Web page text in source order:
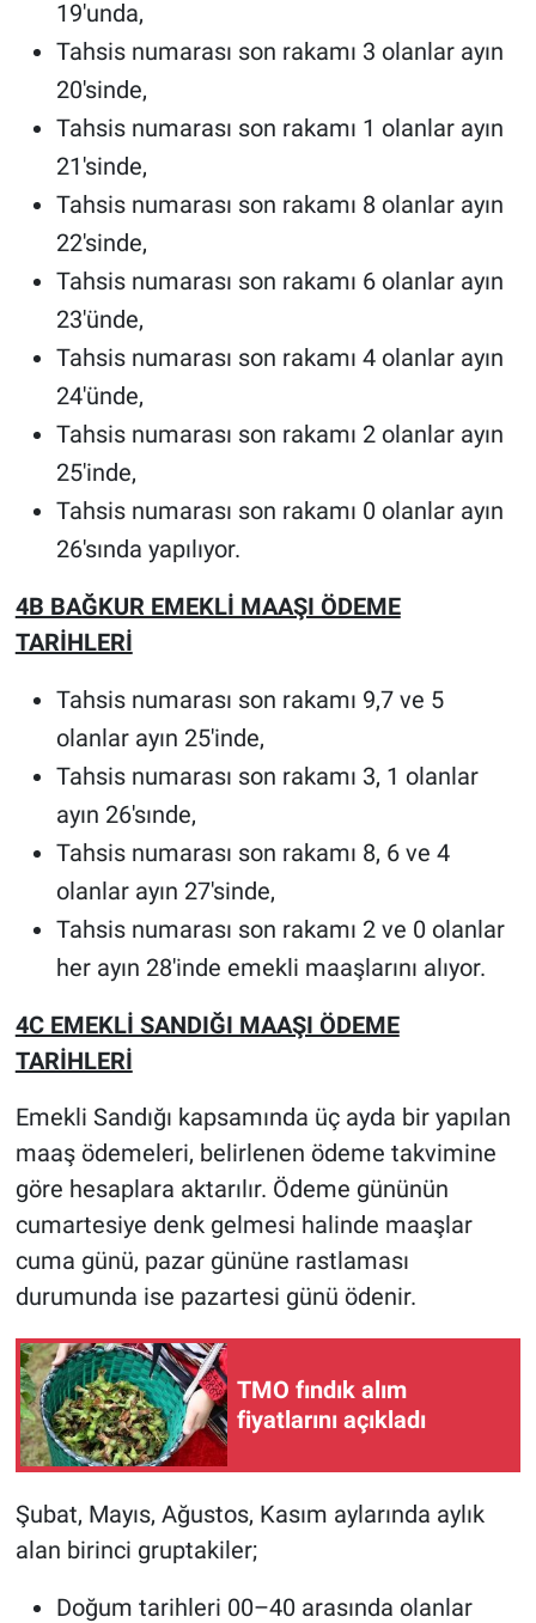
19'unda,
Tahsis numarası son rakamı 3 olanlar ayın
20'sinde,
Tahsis numarası son rakamı 1 olanlar ayın
21'sinde,
Tahsis numarası son rakamı 8 olanlar ayın
22'sinde,
Tahsis numarası son rakamı 6 olanlar ayın
23'ünde,
Tahsis numarası son rakamı 4 olanlar ayın
24'ünde,
Tahsis numarası son rakamı 2 olanlar ayın
25'inde,
Tahsis numarası son rakamı 0 olanlar ayın
26'sında yapılıyor.
4B BAĞKUR EMEKLİ MAAŞI ÖDEME
TARİHLERİ
Tahsis numarası son rakamı 9,7 ve 5
olanlar ayın 25'inde,
Tahsis numarası son rakamı 3, 1 olanlar
ayın 26'sınde,
Tahsis numarası son rakamı 8, 6 ve 4
olanlar ayın 27'sinde,
Tahsis numarası son rakamı 2 ve 0 olanlar
her ayın 28'inde emekli maaşlarını alıyor.
4C EMEKLİ SANDIĞI MAAŞI ÖDEME
TARİHLERİ
Emekli Sandığı kapsamında üç ayda bir yapılan
maaş ödemeleri, belirlenen ödeme takvimine
göre hesaplara aktarılır. Ödeme gününün
cumartesiye denk gelmesi halinde maaşlar
cuma günü, pazar gününe rastlaması
durumunda ise pazartesi günü ödenir.
TMO fındık alım
fiyatlarını açıkladı
Şubat, Mayıs, Ağustos, Kasım aylarında aylık
alan birinci gruptakiler;
Doğum tarihleri 00–40 arasında olanlar